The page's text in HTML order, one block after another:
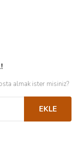
almak ister misiniz?
EKLE